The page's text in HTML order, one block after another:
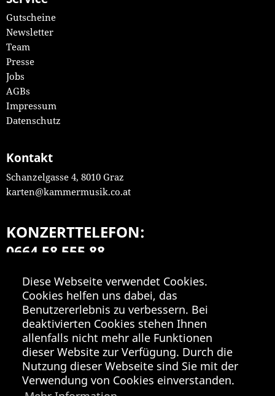
Diese Webseite verwendet Cookies.
Cookies helfen uns dabei, das
Benutzererlebnis zu verbessern. Bei
deaktivierten Cookies stehen Ihnen
allenfalls nicht mehr alle Funktionen
dieser Website zur Verfügung. Durch die
Nutzung dieser Webseite sind Sie mit der
Verwendung von Cookies einverstanden.
Gutscheine
Newsletter
Team
Presse
Jobs
AGBs
Impressum
Datenschutz
Kontakt
Schanzelgasse 4, 8010 Graz
karten@kammermusik.co.at
KONZERTTELEFON:
0664 58 555 88
Mo-Fr 9:00-18:00